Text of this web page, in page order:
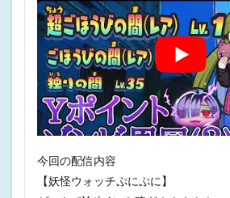
今回の配信内容
【妖怪ウォッチぷにぷに】